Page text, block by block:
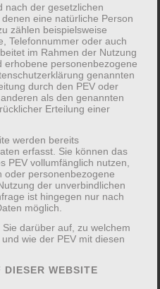
sind
und ihre
im Monat herzlich
„bewegten“ Start und
mit den Kindern
Eltern über Themen
Anforderungen an
in den Austausch
hier alle Fragen und
Abläufen in der
mit Konflikten bzw.
wie Ernährung und
Unterstützung und
werden. Ein
ist die Förderung der
nach der gesetzlichen
eine natürliche Person
zählen beispielsweise
Telefonnummer oder auch
im Rahmen der Nutzung
erhobene personenbezogene
genannten
durch den PEV oder
als den genannten
Erteilung einer
werden bereits
erfasst. Sie können das
PEV vollumfänglich nutzen,
oder personenbezogene
der unverbindlichen
ist hingegen nur nach
möglich.
darüber auf, zu welchem
wie der PEV mit diesen
DIESER WEBSITE